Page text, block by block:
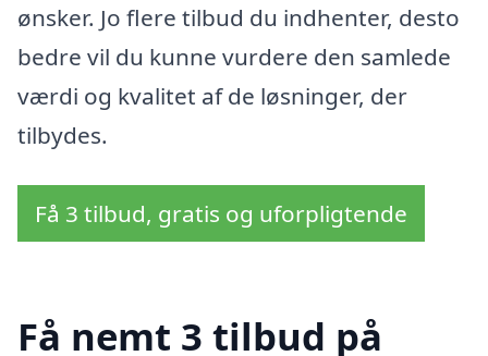
ønsker. Jo flere tilbud du indhenter, desto
bedre vil du kunne vurdere den samlede
værdi og kvalitet af de løsninger, der
tilbydes.
Få 3 tilbud, gratis og uforpligtende
Få nemt 3 tilbud på